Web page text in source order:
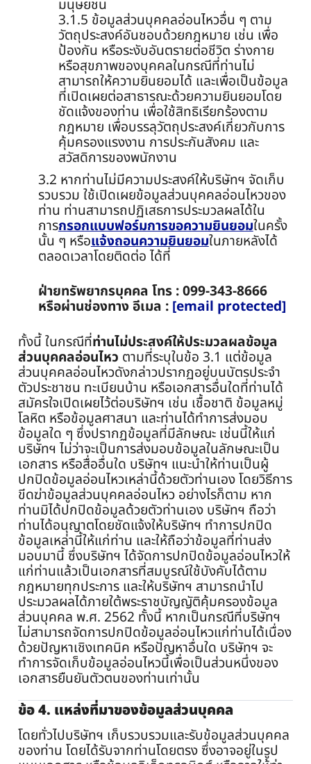
มนุษยชน
3.1.5 ข้อมูลส่วนบุคคลอ่อนไหวอื่น ๆ ตาม
วัตถุประสงค์อันชอบด้วยกฎหมาย เช่น เพื่อ
ป้องกัน หรือระงับอันตรายต่อชีวิต ร่างกาย
หรือสุขภาพของบุคคลในกรณีที่ท่านไม่
สามารถให้ความยินยอมได้ และเพื่อเป็นข้อมูล
ที่เปิดเผยต่อสาธารณะด้วยความยินยอมโดย
ชัดแจ้งของท่าน เพื่อใช้สิทธิเรียกร้องตาม
กฎหมาย เพื่อบรรลุวัตถุประสงค์เกี่ยวกับการ
คุ้มครองแรงงาน การประกันสังคม และ
สวัสดิการของพนักงาน
3.2 หากท่านไม่มีความประสงค์ให้บริษัทฯ จัดเก็บ
รวบรวม ใช้เปิดเผยข้อมูลส่วนบุคคลอ่อนไหวของ
ท่าน ท่านสามารถปฏิเสธการประมวลผลได้ใน
การกรอกแบบฟอร์มการขอความยินยอมในครั้ง
นั้น ๆ หรือแจ้งถอนความยินยอมในภายหลังได้
ตลอดเวลาโดยติดต่อ ได้ที่
ฝ่ายทรัพยากรบุคคล โทร : 099-343-8666
หรือผ่านช่องทาง อีเมล : [email protected]
ทั้งนี้ ในกรณีที่ท่านไม่ประสงค์ให้ประมวลผลข้อมูล
ส่วนบุคคลอ่อนไหว ตามที่ระบุในข้อ 3.1 แต่ข้อมูล
ส่วนบุคคลอ่อนไหวดังกล่าวปรากฏอยู่บนบัตรประจำ
ตัวประชาชน ทะเบียนบ้าน หรือเอกสารอื่นใดที่ท่านได้
สมัครใจเปิดเผยไว้ต่อบริษัทฯ เช่น เชื้อชาติ ข้อมูลหมู่
โลหิต หรือข้อมูลศาสนา และท่านได้ทำการส่งมอบ
ข้อมูลใด ๆ ซึ่งปรากฏข้อมูลที่มีลักษณะ เช่นนี้ให้แก่
บริษัทฯ ไม่ว่าจะเป็นการส่งมอบข้อมูลในลักษณะเป็น
เอกสาร หรือสื่ออื่นใด บริษัทฯ แนะนำให้ท่านเป็นผู้
ปกปิดข้อมูลอ่อนไหวเหล่านี้ด้วยตัวท่านเอง โดยวิธีการ
ขีดฆ่าข้อมูลส่วนบุคคลอ่อนไหว อย่างไรก็ตาม หาก
ท่านมิได้ปกปิดข้อมูลด้วยตัวท่านเอง บริษัทฯ ถือว่า
ท่านได้อนุญาตโดยชัดแจ้งให้บริษัทฯ ทำการปกปิด
ข้อมูลเหล่านี้ให้แก่ท่าน และให้ถือว่าข้อมูลที่ท่านส่ง
มอบมานี้ ซึ่งบริษัทฯ ได้จัดการปกปิดข้อมูลอ่อนไหวให้
แก่ท่านแล้วเป็นเอกสารที่สมบูรณ์ใช้บังคับได้ตาม
กฎหมายทุกประการ และให้บริษัทฯ สามารถนำไป
ประมวลผลได้ภายใต้พระราชบัญญัติคุ้มครองข้อมูล
ส่วนบุคคล พ.ศ. 2562 ทั้งนี้ หากเป็นกรณีที่บริษัทฯ
ไม่สามารถจัดการปกปิดข้อมูลอ่อนไหวแก่ท่านได้เนื่อง
ด้วยปัญหาเชิงเทคนิค หรือปัญหาอื่นใด บริษัทฯ จะ
ทำการจัดเก็บข้อมูลอ่อนไหวนี้เพื่อเป็นส่วนหนึ่งของ
เอกสารยืนยันตัวตนของท่านเท่านั้น
ข้อ 4. แหล่งที่มาของข้อมูลส่วนบุคคล
โดยทั่วไปบริษัทฯ เก็บรวบรวมและรับข้อมูลส่วนบุคคล
ของท่าน โดยได้รับจากท่านโดยตรง ซึ่งอาจอยู่ในรูป